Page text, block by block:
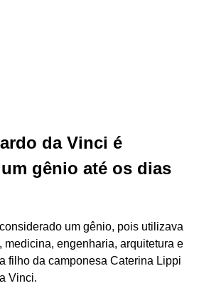
da Vinci é
gênio até os dias
um gênio, pois utilizava
medicina, engenharia, arquitetura e
filho da camponesa Caterina Lippi
Vinci.